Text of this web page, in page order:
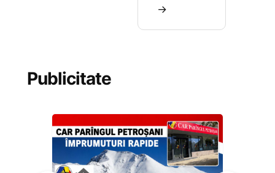
→
Publicitate